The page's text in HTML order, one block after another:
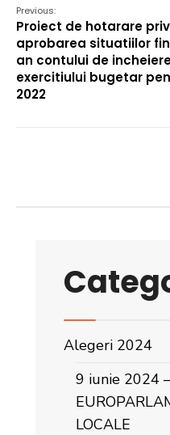
Previous:
Proiect de hotarare
aprobarea situatiilor
an contului de
exercitiului bugetar
2022
Alegeri 2024
9 iunie 2024
LOCALE